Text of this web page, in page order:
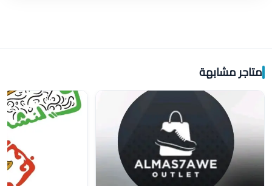
متاجر مشابهة